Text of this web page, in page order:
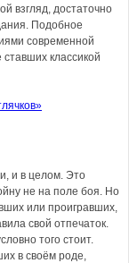
взгляд, достаточно
Подобное
современной
классикой
и в целом. Это
не на поле боя. Но
или проигравших,
свой отпечаток.
того стоит.
в своём роде,